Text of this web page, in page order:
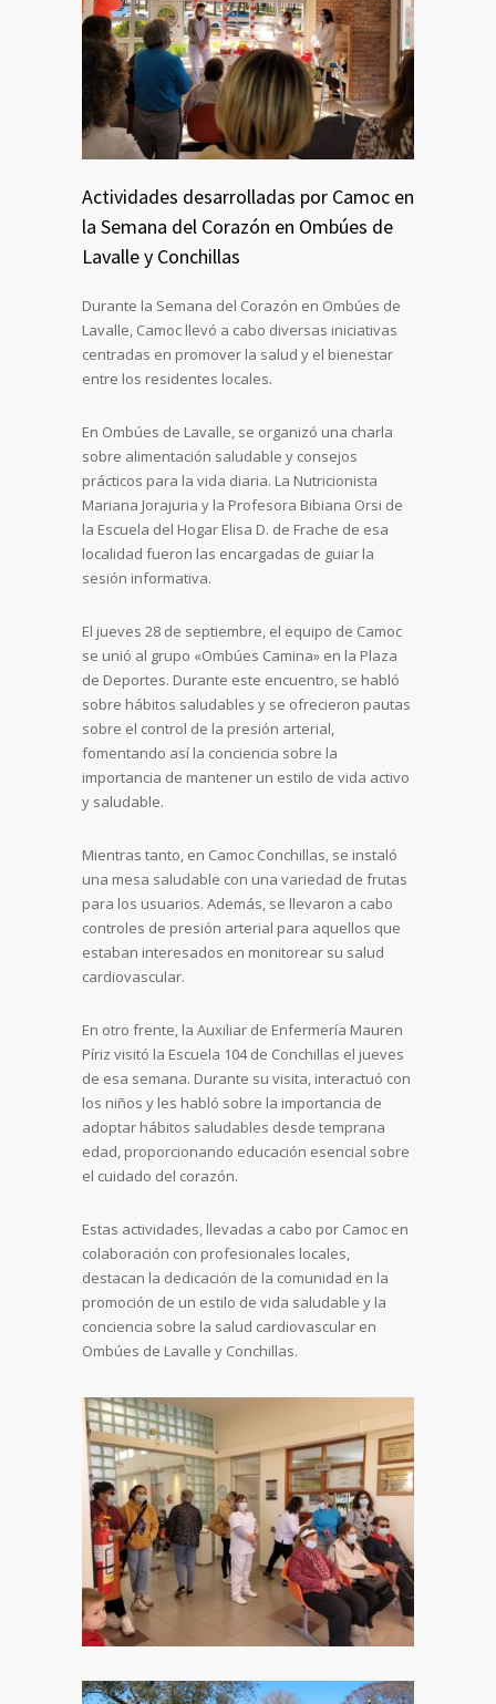
Actividades desarrolladas por Camoc en
la Semana del Corazón en Ombúes de
Lavalle y Conchillas
Durante la Semana del Corazón en Ombúes de
Lavalle, Camoc llevó a cabo diversas iniciativas
centradas en promover la salud y el bienestar
entre los residentes locales.
En Ombúes de Lavalle, se organizó una charla
sobre alimentación saludable y consejos
prácticos para la vida diaria. La Nutricionista
Mariana Jorajuria y la Profesora Bibiana Orsi de
la Escuela del Hogar Elisa D. de Frache de esa
localidad fueron las encargadas de guiar la
sesión informativa.
El jueves 28 de septiembre, el equipo de Camoc
se unió al grupo «Ombúes Camina» en la Plaza
de Deportes. Durante este encuentro, se habló
sobre hábitos saludables y se ofrecieron pautas
sobre el control de la presión arterial,
fomentando así la conciencia sobre la
importancia de mantener un estilo de vida activo
y saludable.
Mientras tanto, en Camoc Conchillas, se instaló
una mesa saludable con una variedad de frutas
para los usuarios. Además, se llevaron a cabo
controles de presión arterial para aquellos que
estaban interesados en monitorear su salud
cardiovascular.
En otro frente, la Auxiliar de Enfermería Mauren
Píriz visitó la Escuela 104 de Conchillas el jueves
de esa semana. Durante su visita, interactuó con
los niños y les habló sobre la importancia de
adoptar hábitos saludables desde temprana
edad, proporcionando educación esencial sobre
el cuidado del corazón.
Estas actividades, llevadas a cabo por Camoc en
colaboración con profesionales locales,
destacan la dedicación de la comunidad en la
promoción de un estilo de vida saludable y la
conciencia sobre la salud cardiovascular en
Ombúes de Lavalle y Conchillas.